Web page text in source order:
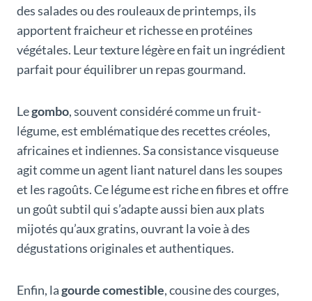
des salades ou des rouleaux de printemps, ils
apportent fraicheur et richesse en protéines
végétales. Leur texture légère en fait un ingrédient
parfait pour équilibrer un repas gourmand.
Legombo, souvent considéré comme un fruit-
légume, est emblématique des recettes créoles,
africaines et indiennes. Sa consistance visqueuse
agit comme un agent liant naturel dans les soupes
et les ragoûts. Ce légume est riche en fibres et offre
un goût subtil qui s’adapte aussi bien aux plats
mijotés qu’aux gratins, ouvrant la voie à des
dégustations originales et authentiques.
Enfin, lagourde comestible, cousine des courges,